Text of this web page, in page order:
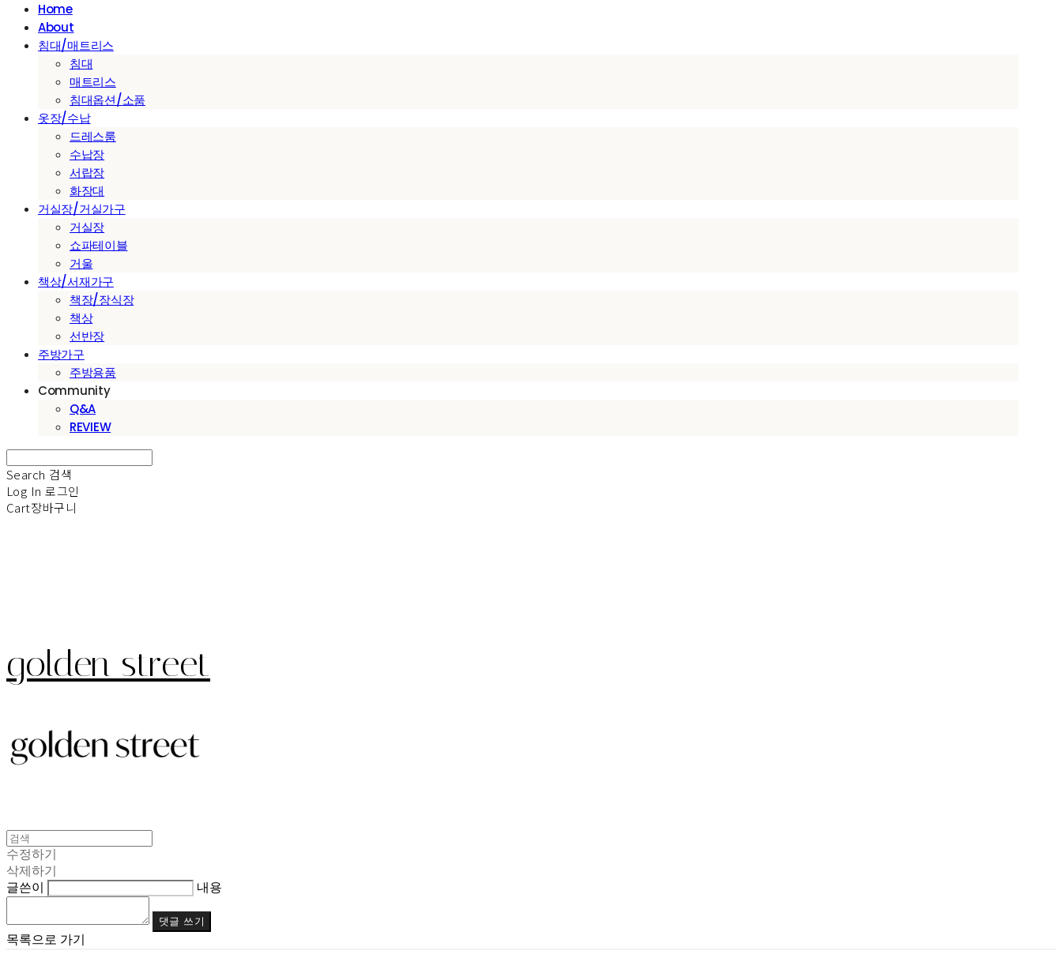
Home
About
침대/매트리스
침대
매트리스
침대옵션/소품
옷장/수납
드레스룸
수납장
서랍장
화장대
거실장/거실가구
거실장
쇼파테이블
거울
책상/서재가구
책장/장식장
책상
선반장
주방가구
주방용품
Community
Q&A
REVIEW
Search 검색
Log In 로그인
Cart장바구니
golden street
수정하기
삭제하기
글쓴이
내용
댓글 쓰기
목록으로 가기